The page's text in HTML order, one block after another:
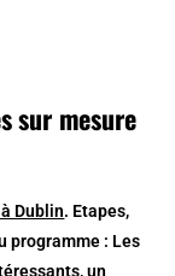
sur mesure
Dublin. Etapes,
programme : Les
un